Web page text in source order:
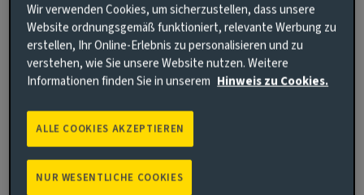
Übergang zu einer umweltverträglichen Wirtschaft
unterstützen.
Unternehmen werden als nachhaltige Anlagen ausgewiesen,
wenn sie die „Lösungs“- oder „Geschäftsbetriebs“-
Anlageuniversum ausgeschlossen sind.
erfahren.
Weitere Informationen zu unseren Offenlegungen zur
Wir verwenden Cookies, um sicherzustellen, dass unsere
Website ordnungsgemäß funktioniert, relevante Werbung zu
erstellen, Ihr Online-Erlebnis zu personalisieren und zu
verstehen, wie Sie unsere Website nutzen. Weitere
Informationen finden Sie in unserem Hinweis zu Cookies.
NUR WESENTLICHE COOKIES
ALLE COOKIES AKZEPTIEREN